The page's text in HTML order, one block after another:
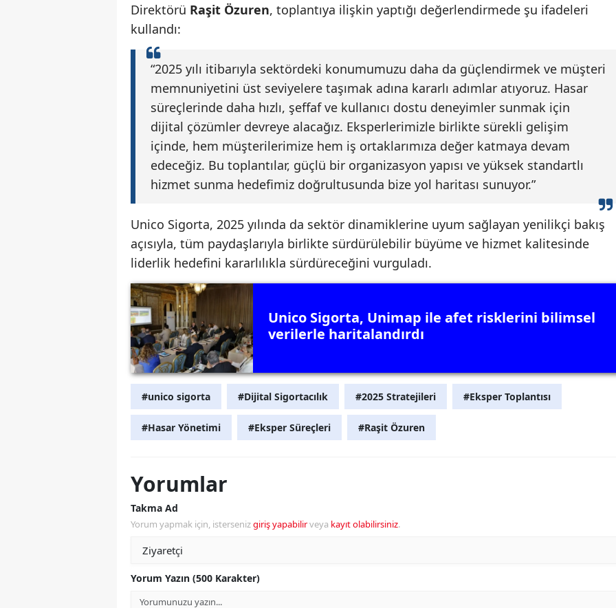
Direktörü Raşit Özuren, toplantıya ilişkin yaptığı değerlendirmede şu ifadeleri
kullandı:
“2025 yılı itibarıyla sektördeki konumumuzu daha da güçlendirmek ve müşteri
memnuniyetini üst seviyelere taşımak adına kararlı adımlar atıyoruz. Hasar
süreçlerinde daha hızlı, şeffaf ve kullanıcı dostu deneyimler sunmak için
dijital çözümler devreye alacağız. Eksperlerimizle birlikte sürekli gelişim
içinde, hem müşterilerimize hem iş ortaklarımıza değer katmaya devam
edeceğiz. Bu toplantılar, güçlü bir organizasyon yapısı ve yüksek standartlı
hizmet sunma hedefimiz doğrultusunda bize yol haritası sunuyor.”
Unico Sigorta, 2025 yılında da sektör dinamiklerine uyum sağlayan yenilikçi bakış
açısıyla, tüm paydaşlarıyla birlikte sürdürülebilir büyüme ve hizmet kalitesinde
liderlik hedefini kararlılıkla sürdüreceğini vurguladı.
Unico Sigorta, Unimap ile afet risklerini bilimsel
verilerle haritalandırdı
#unico sigorta #Dijital Sigortacılık #2025 Stratejileri #Eksper Toplantısı
#Hasar Yönetimi #Eksper Süreçleri #Raşit Özuren
Yorumlar
Takma Ad
Yorum yapmak için, istersenizgiriş yapabilirveya kayıt olabilirsiniz.
Yorum Yazın (500 Karakter)